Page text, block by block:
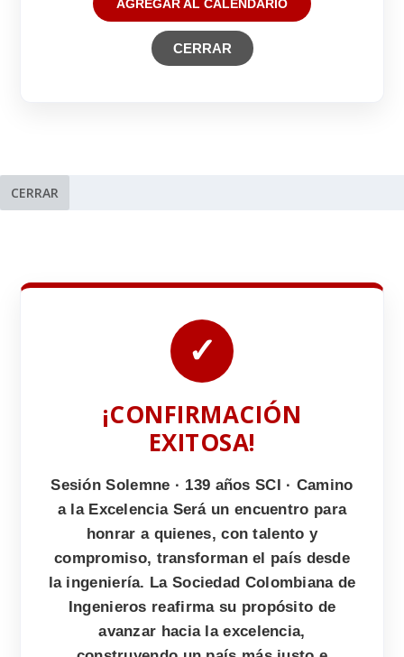
AGREGAR AL CALENDARIO
CERRAR
CERRAR
✓
¡CONFIRMACIÓN
EXITOSA!
Sesión Solemne · 139 años SCI · Camino
a la Excelencia Será un encuentro para
honrar a quienes, con talento y
compromiso, transforman el país desde
la ingeniería. La Sociedad Colombiana de
Ingenieros reafirma su propósito de
avanzar hacia la excelencia,